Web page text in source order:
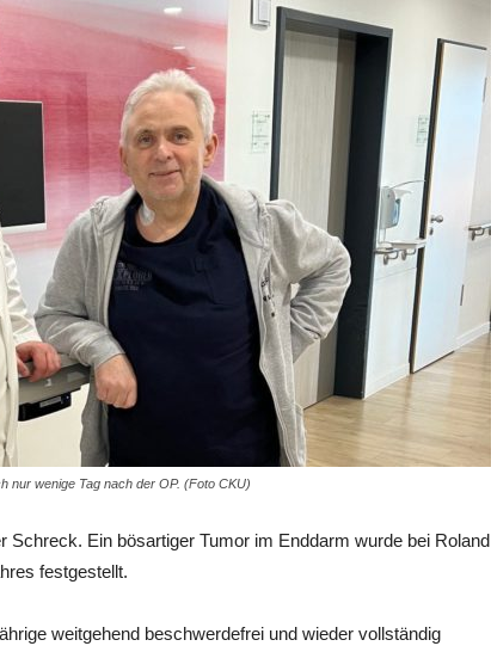
nur wenige Tag nach der OP. (Foto CKU)
Schreck. Ein bösartiger Tumor im Enddarm wurde bei Roland
festgestellt.
weitgehend beschwerdefrei und wieder vollständig